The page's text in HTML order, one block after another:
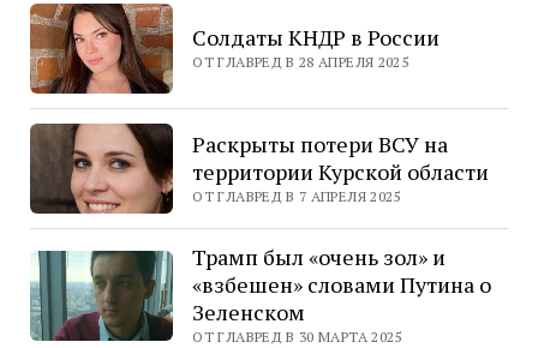
Солдаты КНДР в России
ОТ ГЛАВРЕД В 28 АПРЕЛЯ 2025
Раскрыты потери ВСУ на
территории Курской области
ОТ ГЛАВРЕД В 7 АПРЕЛЯ 2025
Трамп был «очень зол» и
«взбешен» словами Путина о
Зеленском
ОТ ГЛАВРЕД В 30 МАРТА 2025